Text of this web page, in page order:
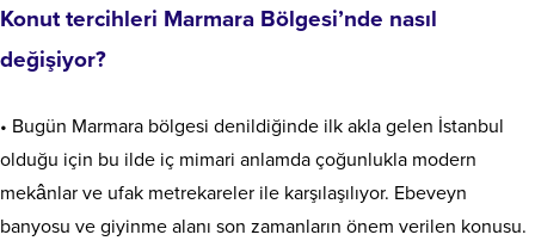
Konut tercihleri Marmara Bölgesi’nde nasıl
değişiyor?
• Bugün Marmara bölgesi denildiğinde ilk akla gelen İstanbul
olduğu için bu ilde iç mimari anlamda çoğunlukla modern
mekânlar ve ufak metrekareler ile karşılaşılıyor. Ebeveyn
banyosu ve giyinme alanı son zamanların önem verilen konusu.